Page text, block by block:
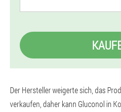
Der Hersteller weigerte sich, das
verkaufen, daher kann Gluconol in